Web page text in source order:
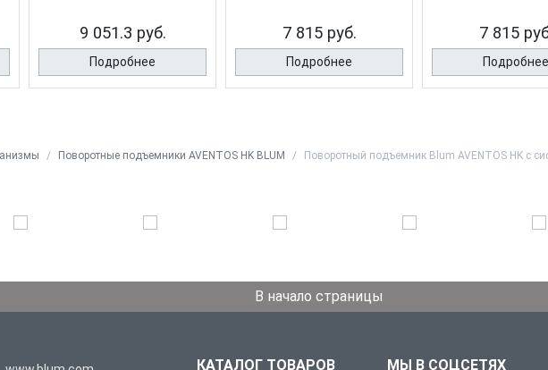
9 051.3 руб.
Подробнее
7 815 руб.
Подробнее
7 815
Подробнее
Поворотные подъемники AVENTOS HK BLUM Поворотный подъемник Blum AVENTOS HK с
В начало страницы
КАТАЛОГ ТОВАРОВ МЫ В СОЦСЕТЯХ